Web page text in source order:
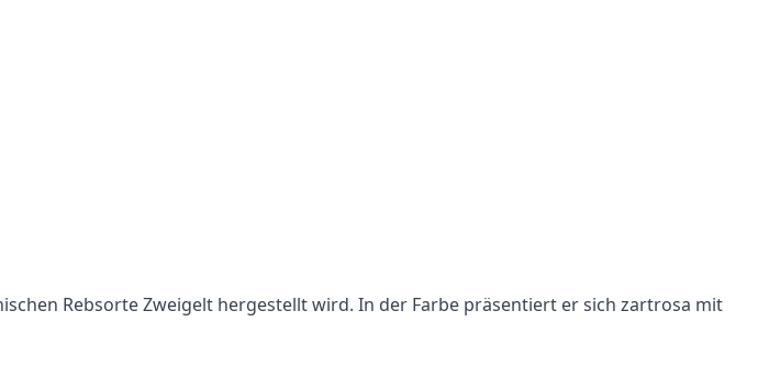
Rebsorte Zweigelt hergestellt wird. In der Farbe präsentiert er sich zartrosa mit